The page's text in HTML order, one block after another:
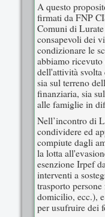
A questo
firmati da FNP
Comuni di
consapevoli dei
condizionare le
abbiamo
dell'attività
sia sul terreno
finanziaria, sia
alle famiglie in
Nell’incontro di
condividere ed
compiute dagli
la lotta
esenzione Irpef
interventi a
trasporto
domicilio, ecc.),
per usufruire dei